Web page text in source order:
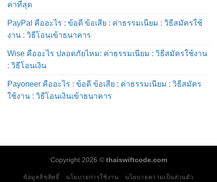
ค่าที่สุด
PayPal คืออะไร : ข้อดี ข้อเสีย : ค่าธรรมเนียม : วิธีสมัครใช้
งาน : วิธีโอนเข้าธนาคาร
Wise คืออะไร ปลอดภัยไหม: ค่าธรรมเนียม : วิธีสมัครใช้งาน
: วิธีโอนเงิน
Payoneer คืออะไร : ข้อดี ข้อเสีย : ค่าธรรมเนียม : วิธีสมัคร
ใช้งาน : วิธีโอนเงินเข้าธนาคาร
Copyright 2026 © thaiswiftcode.com
ข้อมูลลิขสิทธิ์ นโยบายการใช้งาน นโยบายความเป็นส่วนตัว